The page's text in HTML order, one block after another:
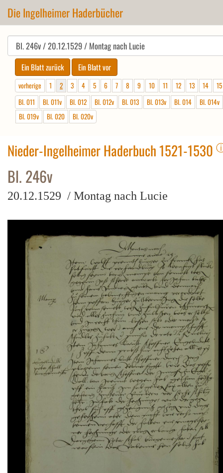
Die Ingelheimer Haderbücher
vorherige 1 2 3 4 5 6 7 8 9 10 11 12 13 14
15
Bl. 011
Bl. 011v Bl. 012 Bl. 012v Bl. 013 Bl. 013v Bl. 014
Bl. 014v
Bl. 019v
Bl. 020 Bl. 020v
Nieder-Ingelheimer Haderbuch 1521-1530
Bl. 246v
20.12.1529 / Montag nach Lucie